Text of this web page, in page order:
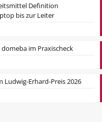
Definition
bis zur Leiter
im Praxischeck
Ludwig-Erhard-Preis 2026